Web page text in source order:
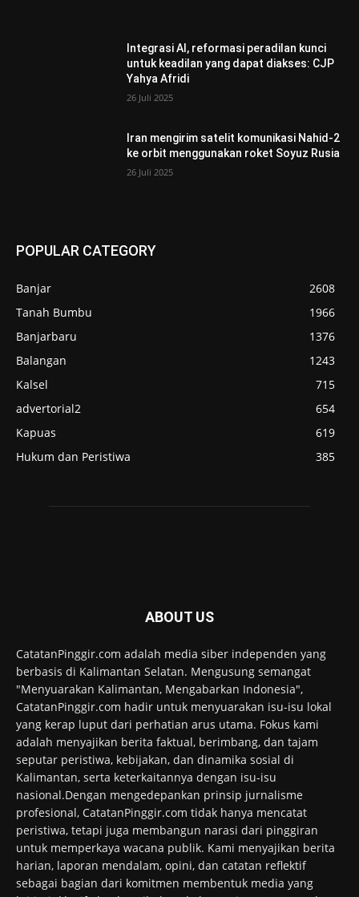
Integrasi AI, reformasi peradilan kunci
untuk keadilan yang dapat diakses: CJP
Yahya Afridi
26 Juli 2025
Iran mengirim satelit komunikasi Nahid-2
ke orbit menggunakan roket Soyuz Rusia
26 Juli 2025
POPULAR CATEGORY
Banjar
2608
Tanah Bumbu
1966
Banjarbaru
1376
Balangan
1243
Kalsel
715
advertorial2
654
Kapuas
619
Hukum dan Peristiwa
385
ABOUT US
CatatanPinggir.com adalah media siber independen yang
berbasis di Kalimantan Selatan. Mengusung semangat
"Menyuarakan Kalimantan, Mengabarkan Indonesia",
CatatanPinggir.com hadir untuk menyuarakan isu-isu lokal
yang kerap luput dari perhatian arus utama. Fokus kami
adalah menyajikan berita faktual, berimbang, dan tajam
seputar peristiwa, kebijakan, dan dinamika sosial di
Kalimantan, serta keterkaitannya dengan isu-isu
nasional.Dengan mengedepankan prinsip jurnalisme
profesional, CatatanPinggir.com tidak hanya mencatat
peristiwa, tetapi juga membangun narasi dari pinggiran
untuk memperkaya wacana publik. Kami menyajikan berita
harian, laporan mendalam, opini, dan catatan reflektif
sebagai bagian dari komitmen membentuk media yang